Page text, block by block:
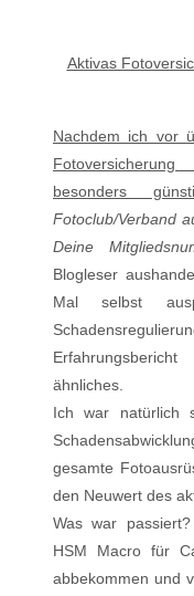
Aktivas
Nachdem ich vor
besonders
Fotoclub/Verband
Deine
Blogleser
Mal selbst
ähnliches.
Ich war natürlich
gesamte
den Neuwert des
Was war
HSM Macro für
abbekommen und